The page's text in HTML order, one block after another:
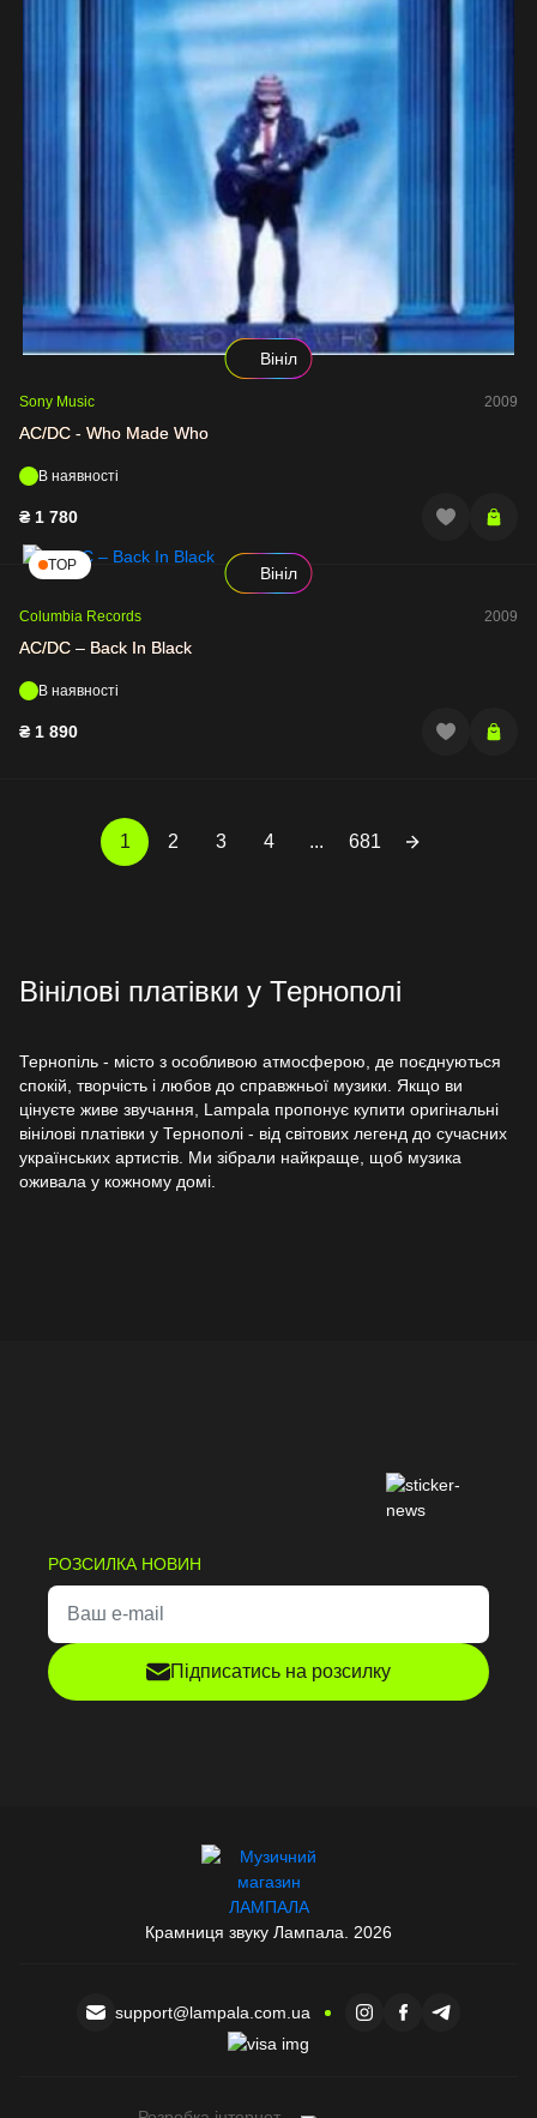
Вініл
Sony Music 2009
AC/DC - Who Made Who
В наявності
₴ 1 780
TOP Вініл
Columbia Records 2009
AC/DC – Back In Black
В наявності
₴ 1 890
1 2 3 4 ... 681
Вінілові платівки у Тернополі
Тернопіль - місто з особливою атмосферою, де поєднуються
спокій, творчість і любов до справжньої музики. Якщо ви
цінуєте живе звучання, Lampala пропонує купити оригінальні
вінілові платівки у Тернополі - від світових легенд до сучасних
українських артистів. Ми зібрали найкраще, щоб музика
оживала у кожному домі.
Changes, Charlie Chaplin – Film Music Anthology, Blur – Think
Tank, David Bowie - Scary Monsters та багато інших.
Доставка у Тернопіль
Оформіть замовлення онлайн і вже за день-два ваша
платівка буде у ТЦ Подоляни, вул. Текстильна, 28, Тернопіль.
Чому обирають Lampala
Lampala - це не просто інтернет-магазин. Це спільнота
найбільший вініл-хаб України, де кожен знайде свою музику.
Купуйте вінілові платівки у Тернополі разом із Lampala і
РОЗСИЛКА НОВИН
Підписатись на розсилку
Крамниця звуку Лампала. 2026
support@lampala.com.ua